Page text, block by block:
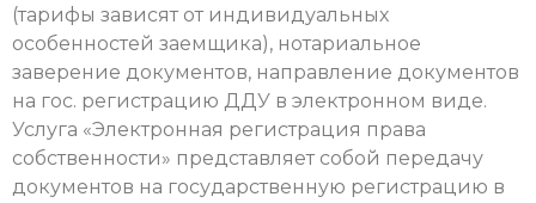
(тарифы зависят от индивидуальных
особенностей заемщика), нотариальное
заверение документов, направление документов
на гос. регистрацию ДДУ в электронном виде.
Услуга «Электронная регистрация права
собственности» представляет собой передачу
документов на государственную регистрацию в